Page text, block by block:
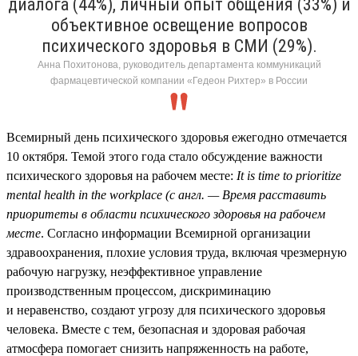
диалога (44%), личный опыт общения (33%) и
объективное освещение вопросов
психического здоровья в СМИ (29%).
Анна Похитонова, руководитель департамента коммуникаций
фармацевтической компании «Гедеон Рихтер» в России
Всемирный день психического здоровья ежегодно отмечается
10 октября. Темой этого года стало обсуждение важности
психического здоровья на рабочем месте: It is time to prioritize
mental health in the workplace (с англ. — Время расставить
приоритеты в области психического здоровья на рабочем
месте. Согласно информации Всемирной организации
здравоохранения, плохие условия труда, включая чрезмерную
рабочую нагрузку, неэффективное управление
производственным процессом, дискриминацию
и неравенство, создают угрозу для психического здоровья
человека. Вместе с тем, безопасная и здоровая рабочая
атмосфера помогает снизить напряженность на работе,